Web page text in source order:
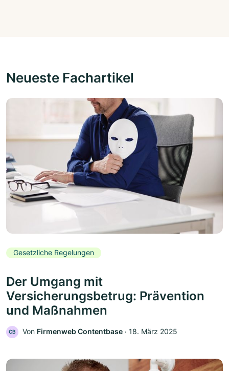
Neueste Fachartikel
Gesetzliche Regelungen
Der Umgang mit
Versicherungsbetrug: Prävention
und Maßnahmen
CB Von Firmenweb Contentbase ‧ 18. März 2025